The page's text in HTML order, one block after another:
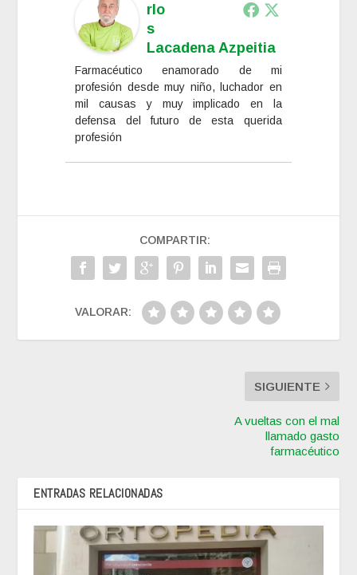
Rlo
S
Lacadena Azpeitia
Farmacéutico enamorado de mi
profesión desde muy niño, luchador en
mil causas y muy implicado en la
defensa del futuro de esta querida
profesión
COMPARTIR:
VALORAR:
SIGUIENTE
A vueltas con el mal
llamado gasto
farmacéutico
ENTRADAS RELACIONADAS